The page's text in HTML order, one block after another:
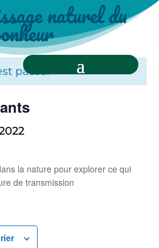
naturel du
passé.
la nature pour explorer ce qui
de transmission